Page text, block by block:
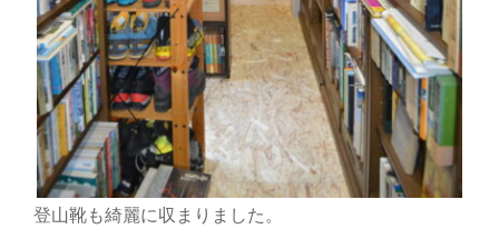
登山靴も綺麗に収まりました。